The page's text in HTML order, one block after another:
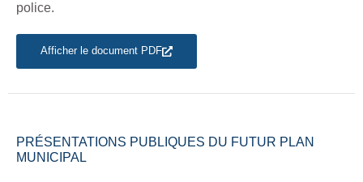
police.
Afficher le document PDF
PRÉSENTATIONS PUBLIQUES DU FUTUR PLAN
MUNICIPAL